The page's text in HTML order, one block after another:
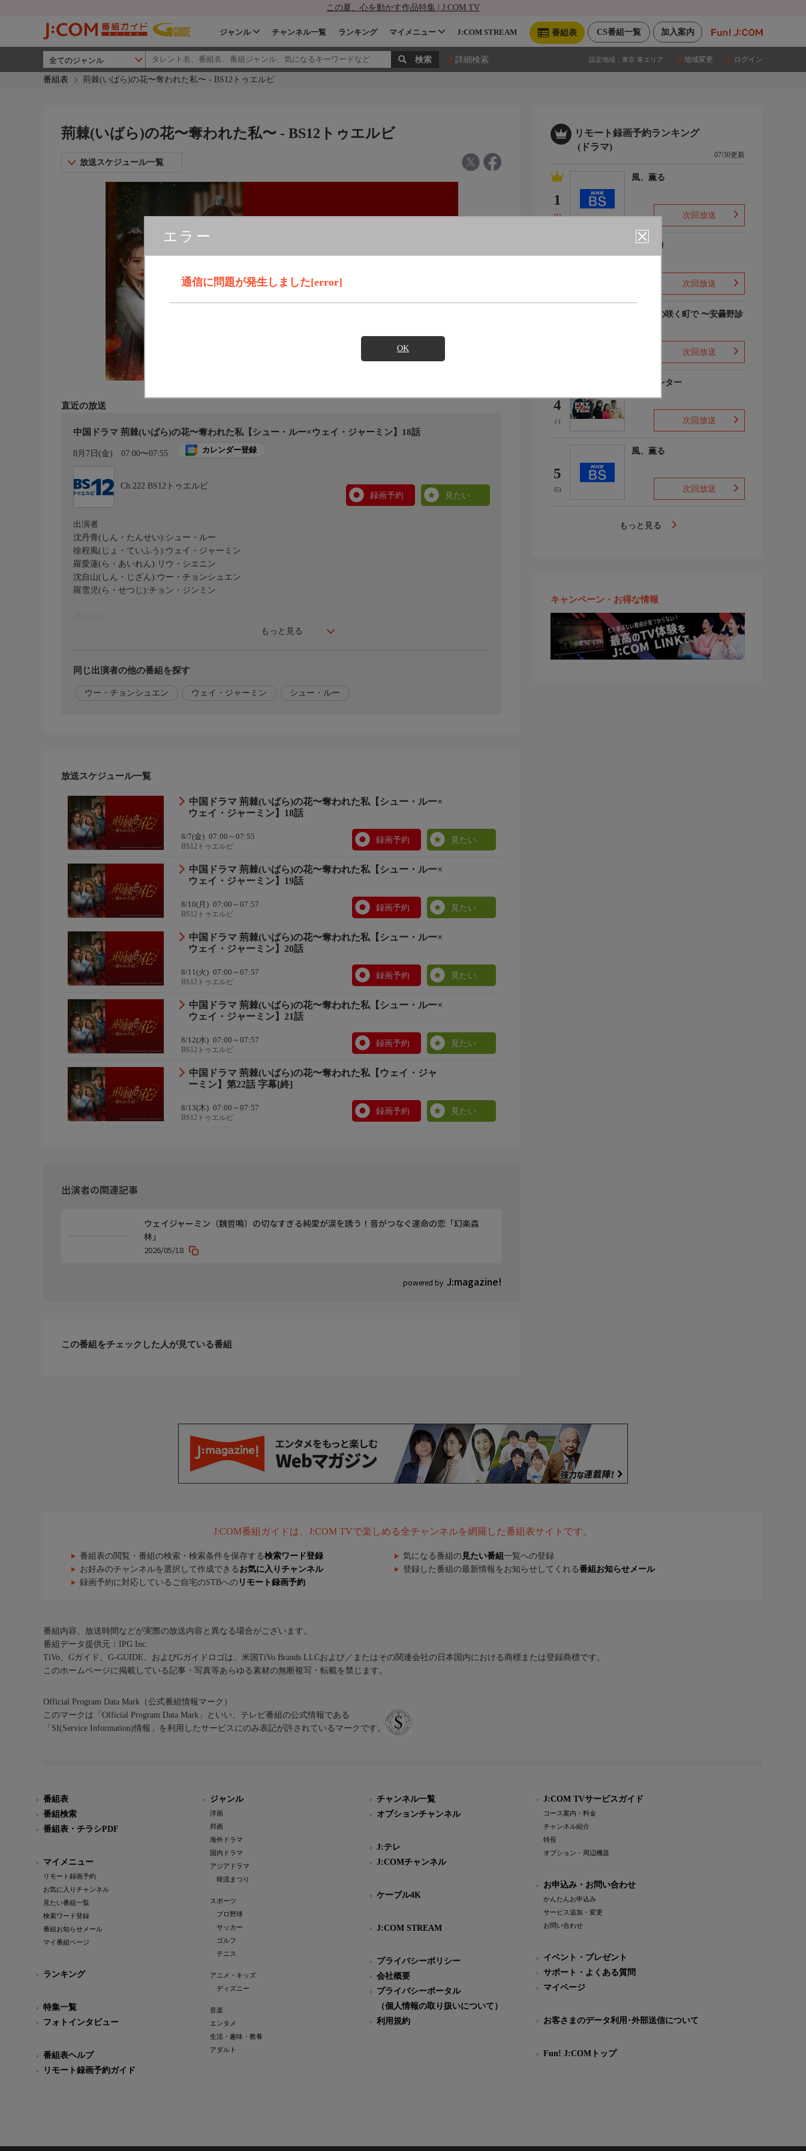
この夏、心を動かす作品特集 | J:COM TV
加入案内
CS番組一覧
番組表
ジャンル チャンネル一覧 ランキング マイメニュー J:COM STREAM
詳細検索 設定地域： 東京 東エリア 地域変更 ログイン
番組表 荊棘(いばら)の花〜奪われた私〜 - BS12トゥエルビ
エラー
通信に問題が発生しました[error]
OK
荊棘(いばら)の花〜奪われた私〜 - BS12トゥエルビ
放送スケジュール一覧
直近の放送
中国ドラマ 荊棘(いばら)の花〜奪われた私【シュー・ルー×ウェイ・ジャーミン】18話
8月7日(金) 07:00〜07:55 カレンダー登録
Ch.222 BS12トゥエルビ
録画予約
見たい
もっと見る
出演者
沈丹青(しん・たんせい):シュー・ルー
徐程風(じょ・ていふう):ウェイ・ジャーミン
羅愛蓮(ら・あいれん):リウ・シエニン
沈自山(しん・じざん):ウー・チョンシュエン
羅雪児(ら・せつじ):チョン・ジンミン
自山は夜、酒で気分を紛らわす。そこへ怡親王がやってきて、程風を陥れるため自山をうまく説得し抱き込も
詳しい作品情報や今後のラインナップは「BS12 アジドラ」で検索!
同じ出演者の他の番組を探す
ウー・チョンシュエン ウェイ・ジャーミン シュー・ルー
放送スケジュール一覧
中国ドラマ 荊棘(いばら)の花〜奪われた私【シュー・ルー×
ウェイ・ジャーミン】18話
8/7(金) 07:00～07:55
BS12トゥエルビ
録画予約 見たい
中国ドラマ 荊棘(いばら)の花〜奪われた私【シュー・ルー×
ウェイ・ジャーミン】19話
8/10(月) 07:00～07:57
BS12トゥエルビ
録画予約 見たい
中国ドラマ 荊棘(いばら)の花〜奪われた私【シュー・ルー×
ウェイ・ジャーミン】20話
8/11(火) 07:00～07:57
BS12トゥエルビ
録画予約 見たい
中国ドラマ 荊棘(いばら)の花〜奪われた私【シュー・ルー×
ウェイ・ジャーミン】21話
8/12(水) 07:00～07:57
BS12トゥエルビ
録画予約 見たい
中国ドラマ 荊棘(いばら)の花〜奪われた私【ウェイ・ジャ
ーミン】第22話 字幕[終]
8/13(木) 07:00～07:57
BS12トゥエルビ
録画予約 見たい
出演者の関連記事
powered by J:magazine!
ウェイジャーミン（魏哲鳴）の切なすぎる純愛が涙を誘う！音がつなぐ運命の恋「幻楽森
林」
2026/05/18
この番組をチェックした人が見ている番組
リモート録画予約ランキング
(ドラマ)
07/30更新
1
(1)
風、薫る
次回放送
ひまわり
次回放送
勿忘草の咲く町で 〜安曇野診
次回放送
4
(-)
キイハンター
次回放送
5
(5)
風、薫る
次回放送
もっと見る
キャンペーン・お得な情報
J:COM番組ガイドは、J:COM TVで楽しめる全チャンネルを網羅した番組表サイトです。
番組表の閲覧・番組の検索・検索条件を保存する検索ワード登録 気になる番組の 見たい番組 一覧への登録
お好みのチャンネルを選択して作成できる お気に入りチャンネル 登録した番組の最新情報をお知らせしてくれる番組お知らせメール
録画予約に対応しているご自宅のSTBへの リモート録画予約
番組内容、放送時間などが実際の放送内容と異なる場合がございます。
番組データ提供元：IPG Inc.
TiVo、Gガイド、G-GUIDE、およびGガイドロゴは、米国TiVo Brands LLCおよび／またはその関連会社の日本国内における商標または登録商標です。
このホームページに掲載している記事・写真等あらゆる素材の無断複写・転載を禁じます。
Official Program Data Mark（公式番組情報マーク）
このマークは「Official Program Data Mark」といい、テレビ番組の公式情報である
「SI(Service Information)情報」を利用したサービスにのみ表記が許されているマークです。
番組表
番組検索
番組表・チラシPDF
マイメニュー
リモート録画予約
お気に入りチャンネル
見たい番組一覧
検索ワード登録
番組お知らせメール
マイ番組ページ
ランキング
特集一覧
フォトインタビュー
番組表ヘルプ
リモート録画予約ガイド
ジャンル
洋画
邦画
海外ドラマ
国内ドラマ
アジアドラマ
韓流まつり
スポーツ
プロ野球
サッカー
ゴルフ
テニス
アニメ・キッズ
ディズニー
音楽
エンタメ
生活・趣味・教養
アダルト
チャンネル一覧
オプションチャンネル
J:テレ
J:COMチャンネル
ケーブル4K
J:COM STREAM
プライバシーポリシー
会社概要
プライバシーポータル
（個人情報の取り扱いについて）
利用規約
J:COM TVサービスガイド
コース案内・料金
チャンネル紹介
特長
オプション・周辺機器
お申込み・お問い合わせ
かんたんお申込み
サービス追加・変更
お問い合わせ
イベント・プレゼント
サポート・よくある質問
マイページ
お客さまのデータ利用･外部送信について
Fun! J:COMトップ